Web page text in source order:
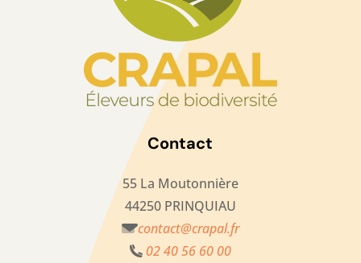
Contact
55 La Moutonnière
44250 PRINQUIAU
contact@crapal.fr
02 40 56 60 00